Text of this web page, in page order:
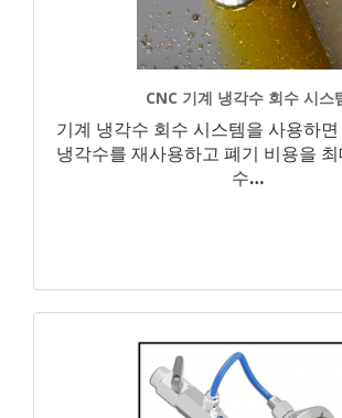
CNC 기계 냉각수 회수 시스
기계 냉각수 회수 시스템을 사용하
냉각수를 재사용하고 폐기 비용을
수…